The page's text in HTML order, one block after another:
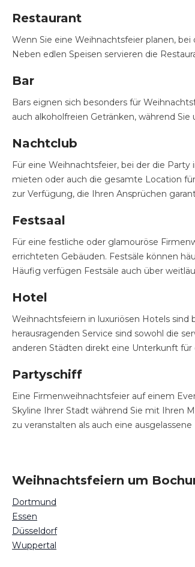
Restaurant
Wenn Sie eine Weihnachtsfeier planen,
Neben edlen Speisen servieren die
Bar
Bars eignen sich besonders für
auch alkoholfreien Getränken, während
Nachtclub
Für eine Weihnachtsfeier, bei der die
mieten oder auch die gesamte Location
zur Verfügung, die Ihren Ansprüchen
Festsaal
Für eine festliche oder glamouröse
errichteten Gebäuden. Festsäle können
Häufig verfügen Festsäle auch über
Hotel
Weihnachtsfeiern in luxuriösen Hotels
herausragenden Service sind sowohl die
anderen Städten direkt eine Unterkunft für
Partyschiff
Eine Firmenweihnachtsfeier auf einem
Skyline Ihrer Stadt während Sie mit Ihren
zu veranstalten als auch eine
Weihnachtsfeiern um
Dortmund
Essen
Düsseldorf
Wuppertal